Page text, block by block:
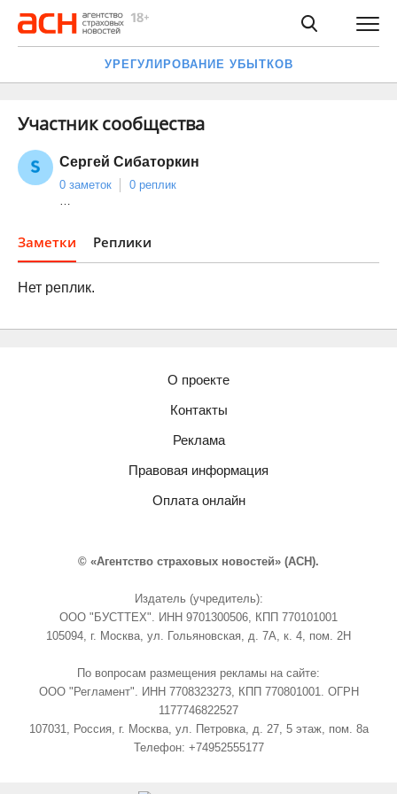
УРЕГУЛИРОВАНИЕ УБЫТКОВ
Участник сообщества
Сергей Сибаторкин
0 заметок
0 реплик
…
Заметки Реплики
Нет реплик.
О проекте
Контакты
Реклама
Правовая информация
Оплата онлайн
© «Агентство страховых новостей» (АСН).
Издатель (учредитель):
ООО "БУСТТЕХ". ИНН 9701300506, КПП 770101001
105094, г. Москва, ул. Гольяновская, д. 7А, к. 4, пом. 2Н
По вопросам размещения рекламы на сайте:
ООО "Регламент". ИНН 7708323273, КПП 770801001. ОГРН
1177746822527
107031, Россия, г. Москва, ул. Петровка, д. 27, 5 этаж, пом. 8а
Телефон: +74952555177